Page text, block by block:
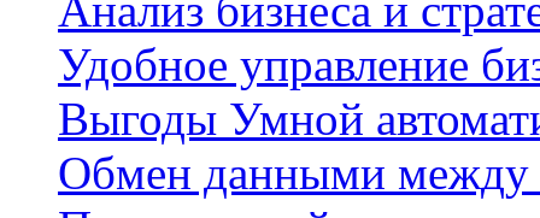
Удобное управление
Выгоды Умной
Обмен данными между